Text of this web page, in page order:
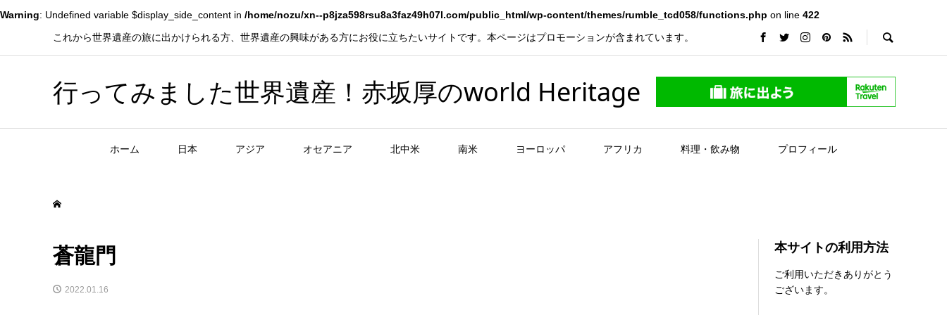
Warning: Undefined variable $display_side_content in /home/nozu/xn--p8jza598rsu8a3faz49h07l.com/public_html/wp-content/themes/rumble_tcd058/functions.php on line 422
これから世界遺産の旅に出かけられる方、世界遺産の興味がある方にお役に立ちたいサイトです。本ページはプロモーションが含まれています。
行ってみました世界遺産！赤坂厚のworld Heritage
ホーム 日本 アジア オセアニア 北中米 南米 ヨーロッパ アフリカ 料理・飲み物 プロフィール
蒼龍門
2022.01.16
本サイトの利用方法
ご利用いただきありがとう
ございます。